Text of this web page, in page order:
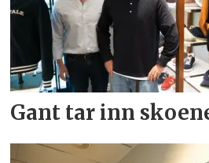
Gant tar inn